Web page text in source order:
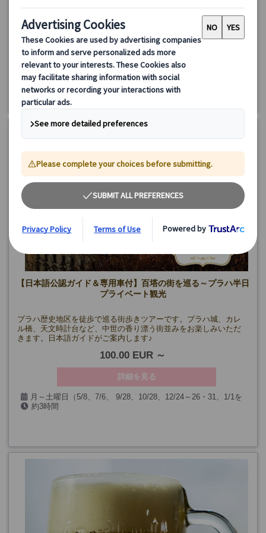
110.00 EUR
詳細を見る
毎日（12/24～26・31、1/1を除く）
約4時間
【日本語公認ガイド＆専用車付】百塔の街を巡る～プラハ半日
プライベート観光
プラハ歴史地区を徒歩で巡る街歩きツアーです。プラハ城、カレ
ル橋、天文時計台など、中世の香り漂う街並みをお楽しみいただ
きます。日本語ガイドがご案内します♪
100.00 EUR
詳細を見る
月～土曜日（5/8、7/6、 9/28、10/28、12/24～26・31、1/1を
除く）約3時間